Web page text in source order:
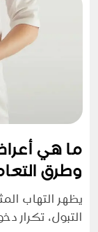
ما هي أعراض
وطرق
يظهر التهاب
التبول، تكرار